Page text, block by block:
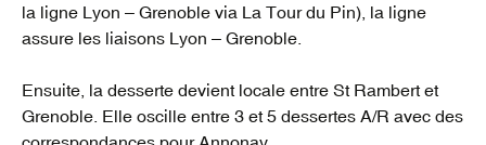
la ligne Lyon – Grenoble via La Tour du Pin), la ligne
assure les liaisons Lyon – Grenoble.
Ensuite, la desserte devient locale entre St Rambert et
Grenoble. Elle oscille entre 3 et 5 dessertes A/R avec des